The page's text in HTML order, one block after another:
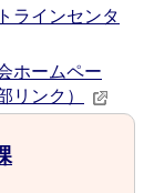
ラインセンタ
ホームペー
リンク）